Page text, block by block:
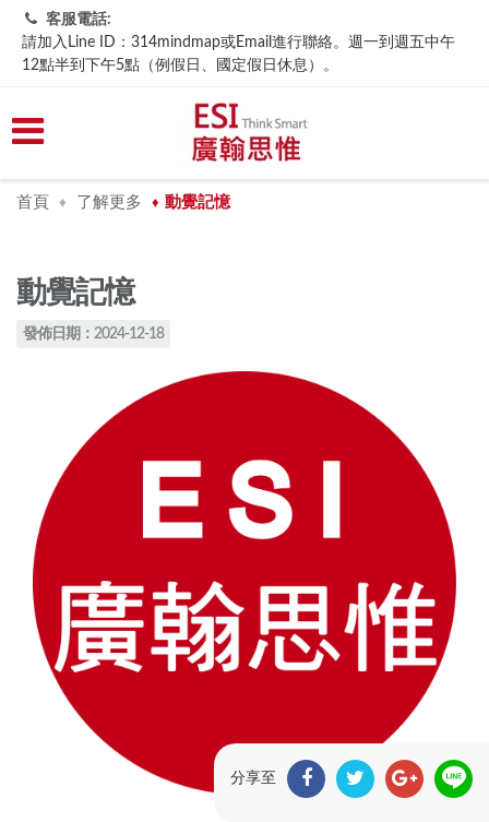
客服電話:
請加入Line ID：314mindmap或Email進行聯絡。週一到週五中午
12點半到下午5點（例假日、國定假日休息）。
首頁 ♦ 了解更多 ♦ ​動覺記憶
​動覺記憶
發佈日期：2024-12-18
分享至